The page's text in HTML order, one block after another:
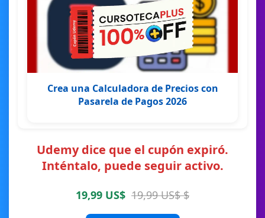
Crea una Calculadora de Precios con
Pasarela de Pagos 2026
Udemy dice que el cupón expiró.
Inténtalo, puede seguir activo.
19,99 US$ 19,99 US$ $